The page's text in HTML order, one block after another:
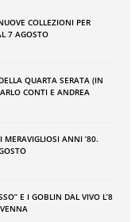
COLLEZIONI PER
7 AGOSTO
QUARTA SERATA (IN
CONTI E ANDREA
MERAVIGLIOSI ANNI ʼ80.
E I GOBLIN DAL VIVO L’8